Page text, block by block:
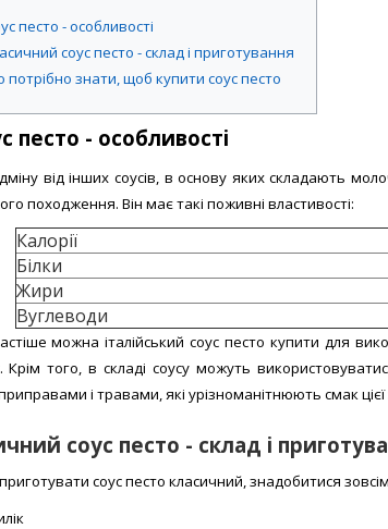
песто - особливості
соус песто - склад і приготування
знати, щоб купити соус песто
песто - особливості
від інших соусів, в основу яких складають
походження. Він має такі поживні властивості:
Калорії
Білки
Жири
Вуглеводи
можна італійський соус песто купити для
Крім того, в складі соусу можуть
і травами, які урізноманітнюють смак
соус песто - склад і
соус песто класичний, знадобитися